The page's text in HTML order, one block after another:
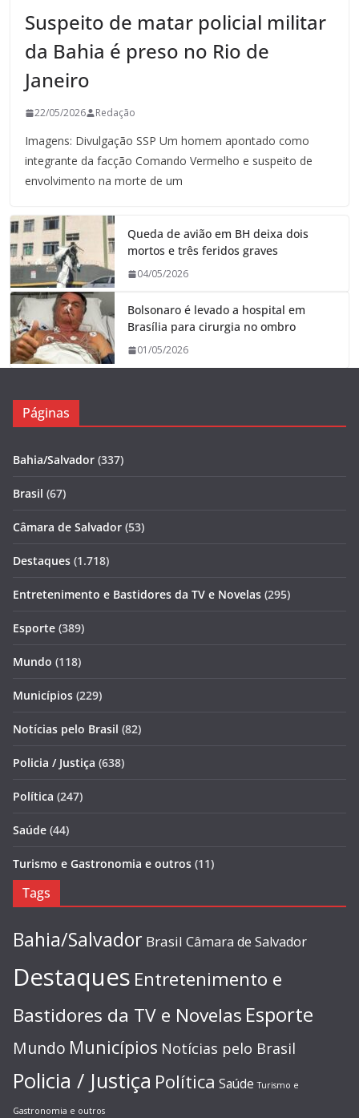
Suspeito de matar policial militar
da Bahia é preso no Rio de
Janeiro
22/05/2026 Redação
Imagens: Divulgação SSP Um homem apontado como
integrante da facção Comando Vermelho e suspeito de
envolvimento na morte de um
Queda de avião em BH deixa dois
mortos e três feridos graves
04/05/2026
Bolsonaro é levado a hospital em
Brasília para cirurgia no ombro
01/05/2026
Páginas
Bahia/Salvador (337)
Brasil (67)
Câmara de Salvador (53)
Destaques (1.718)
Entretenimento e Bastidores da TV e Novelas (295)
Esporte (389)
Mundo (118)
Municípios (229)
Notícias pelo Brasil (82)
Policia / Justiça (638)
Política (247)
Saúde (44)
Turismo e Gastronomia e outros (11)
Tags
Bahia/Salvador Brasil Câmara de Salvador
Destaques Entretenimento e
Bastidores da TV e Novelas Esporte
Mundo Municípios Notícias pelo Brasil
Policia / Justiça Política Saúde Turismo e
Gastronomia e outros